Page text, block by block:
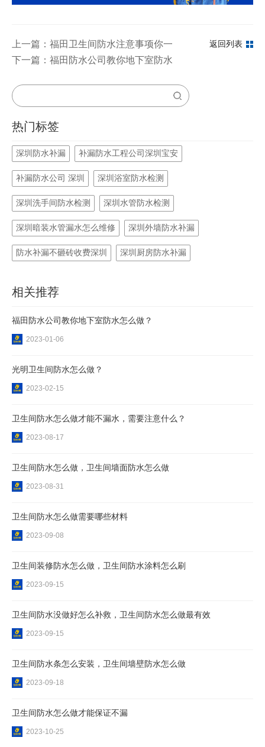
上一篇：福田卫生间防水注意事项你一定要知道返回列表
下一篇：福田防水公司教你地下室防水怎么做？
热门标签
深圳防水补漏 补漏防水工程公司深圳宝安
补漏防水公司 深圳 深圳浴室防水检测
深圳洗手间防水检测 深圳水管防水检测
深圳暗装水管漏水怎么维修 深圳外墙防水补漏
防水补漏不砸砖收费深圳 深圳厨房防水补漏
相关推荐
福田防水公司教你地下室防水怎么做？
2023-01-06
光明卫生间防水怎么做？
2023-02-15
卫生间防水怎么做才能不漏水，需要注意什么？
2023-08-17
卫生间防水怎么做，卫生间墙面防水怎么做
2023-08-31
卫生间防水怎么做需要哪些材料
2023-09-08
卫生间装修防水怎么做，卫生间防水涂料怎么刷
2023-09-15
卫生间防水没做好怎么补救，卫生间防水怎么做最有效
2023-09-15
卫生间防水条怎么安装，卫生间墙壁防水怎么做
2023-09-18
卫生间防水怎么做才能保证不漏
2023-10-25